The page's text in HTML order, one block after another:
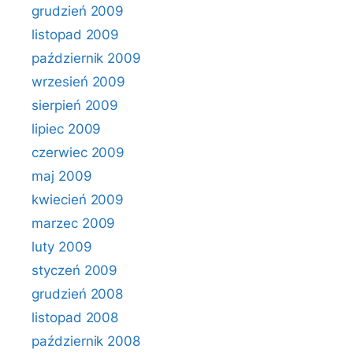
grudzień 2009
listopad 2009
październik 2009
wrzesień 2009
sierpień 2009
lipiec 2009
czerwiec 2009
maj 2009
kwiecień 2009
marzec 2009
luty 2009
styczeń 2009
grudzień 2008
listopad 2008
październik 2008